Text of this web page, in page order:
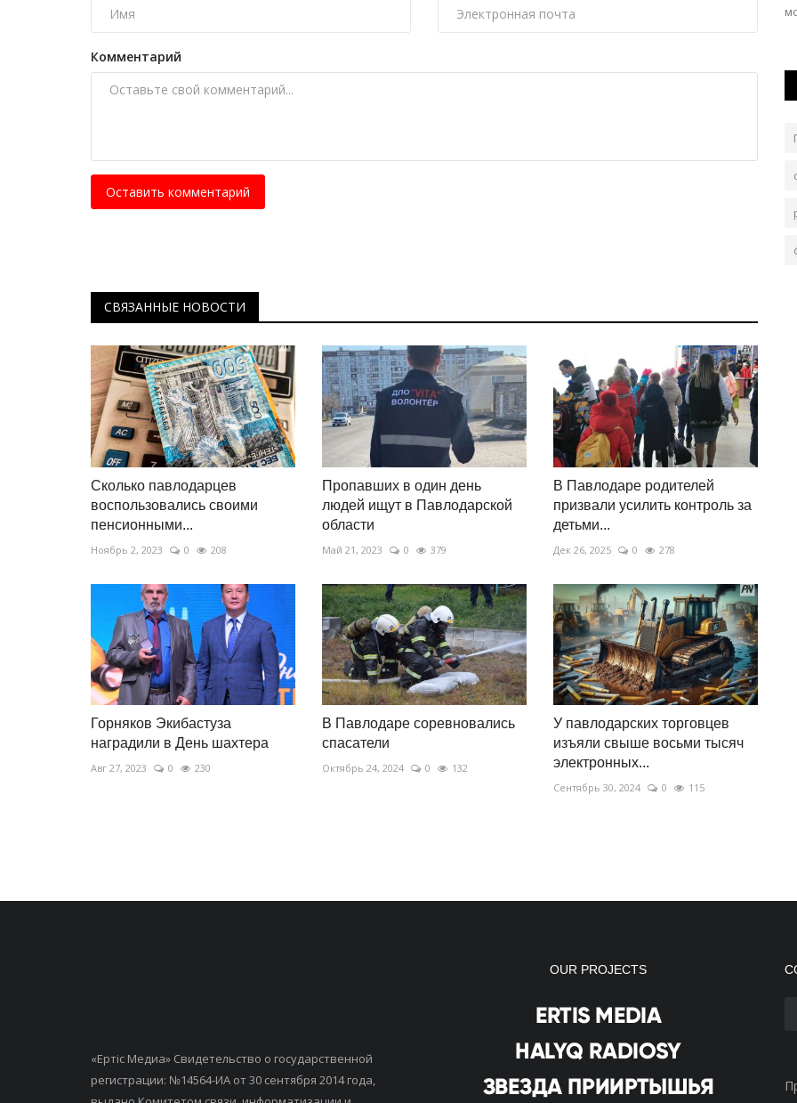
Комментарий
Оставить комментарий
СВЯЗАННЫЕ НОВОСТИ
Сколько павлодарцев
воспользовались своими
пенсионными...
Ноябрь 2, 2023 0 208
Пропавших в один день
людей ищут в Павлодарской
области
Май 21, 2023 0 379
В Павлодаре родителей
призвали усилить контроль за
детьми...
Дек 26, 2025 0 278
Горняков Экибастуза
наградили в День шахтера
Авг 27, 2023 0 230
В Павлодаре соревновались
спасатели
Октябрь 24, 2024 0 132
У павлодарских торговцев
изъяли свыше восьми тысяч
электронных...
Сентябрь 30, 2024 0 115
трубопроводами.
«Ертiс Медиа» Свидетельство о государственной
регистрации: №14564-ИА от 30 сентября 2014 года,
OUR PROJECTS